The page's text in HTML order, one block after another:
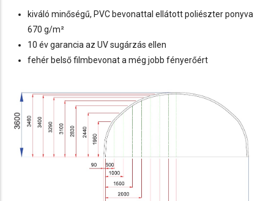
kiváló minőségű, PVC bevonattal ellátott poliészter ponyva
670 g/m²
10 év garancia az UV sugárzás ellen
fehér belső filmbevonat a még jobb fényerőért